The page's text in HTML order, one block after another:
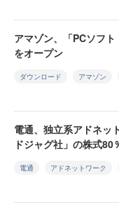
アマゾン、「PCソフト
をオープン
ダウンロード アマゾン
電通、独立系アドネッ
ドジャグ社」の株式80
電通 アドネットワーク